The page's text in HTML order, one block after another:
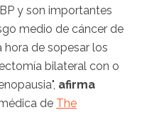
y son importantes
medio de cáncer de
hora de sopesar los
bilateral con o
afirma
de The